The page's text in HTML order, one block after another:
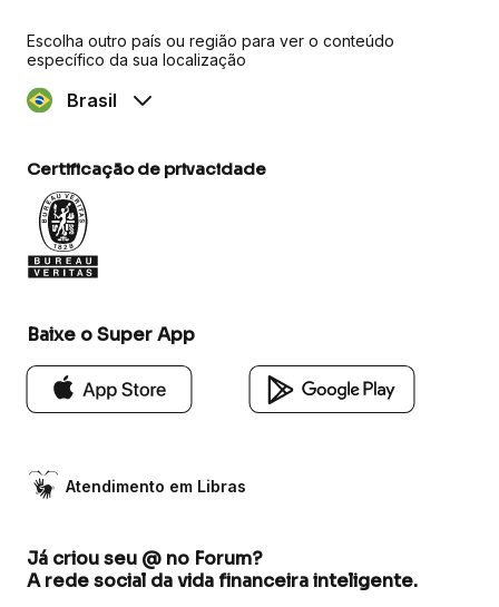
Escolha outro país ou região para ver o conteúdo
específico da sua localização
Brasil
Certificação de privacidade
Baixe o Super App
Atendimento em Libras
Já criou seu @ no Forum?
A rede social da vida financeira inteligente.